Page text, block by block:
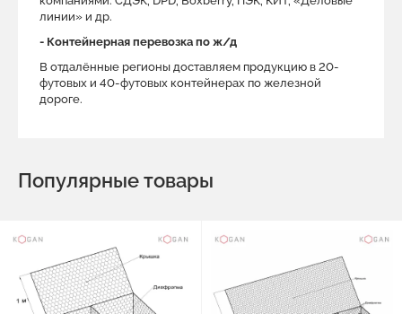
линии» и др.
- Контейнерная перевозка по ж/д
В отдалённые регионы доставляем продукцию в 20-
футовых и 40-футовых контейнерах по железной
дороге.
Популярные товары